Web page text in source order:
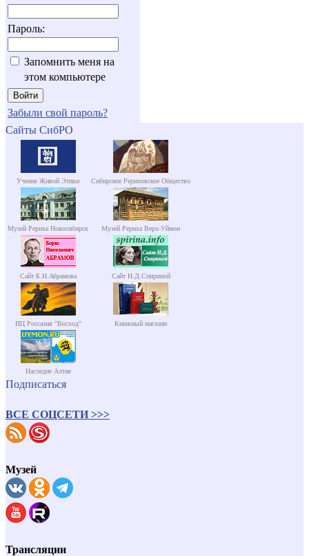
Пароль:
Запомнить меня на
этом компьютере
Забыли свой пароль?
Сайты СибРО
Учение Живой Этики Сибирское Рериховское Общество
Музей Рериха Новосибирск Музей Рериха Верх-Уймон
Сайт Б.Н.Абрамова Сайт Н.Д.Спириной
ИЦ Россазия "Восход" Книжный магазин
Наследие Алтая
Подписаться
ВСЕ СОЦСЕТИ >>>
Музей
Трансляции